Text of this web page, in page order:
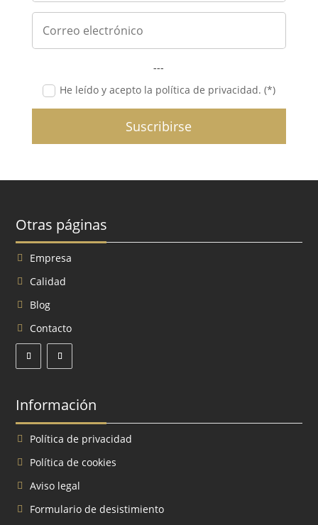
---
He leído y acepto la política de privacidad. (*)
Suscribirse
Otras páginas
Empresa
Calidad
Blog
Contacto
Información
Política de privacidad
Política de cookies
Aviso legal
Formulario de desistimiento